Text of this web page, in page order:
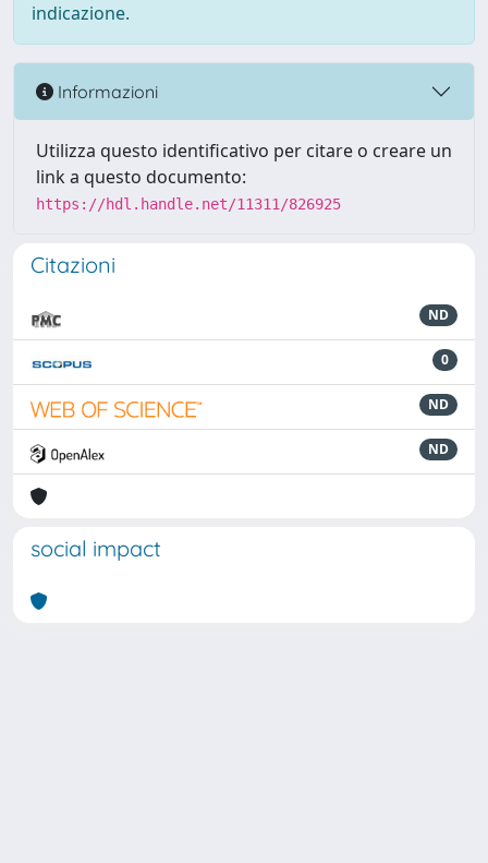
indicazione.
Informazioni
Utilizza questo identificativo per citare o creare un
link a questo documento:
https://hdl.handle.net/11311/826925
Citazioni
ND
0
ND
ND
social impact